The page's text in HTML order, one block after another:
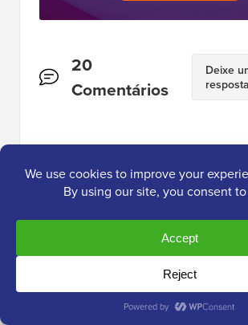
Interações
do
20
Comentários
Deixe
resposta
Suman Sourabh
26 de set de 2024 às 14:44
Acho que as imagens WebP são as
fazem um bom trabalho com as
uma postagem de blog. O site